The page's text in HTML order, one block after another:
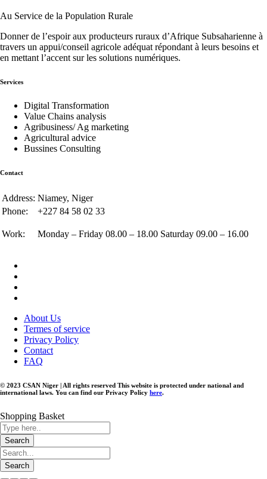
Au Service de la Population Rurale
Donner de l’espoir aux producteurs ruraux d’Afrique Subsaharienne à
travers un appui/conseil agricole adéquat répondant à leurs besoins et
en mettant l’accent sur les solutions numériques.
Services
Digital Transformation
Value Chains analysis
Agribusiness/ Ag marketing
Agricultural advice
Bussines Consulting
Contact
Address: Niamey, Niger
Phone:
+227 84 58 02 33
Work: Monday – Friday 08.00 – 18.00 Saturday 09.00 – 16.00
About Us
Termes of service
Privacy Policy
Contact
FAQ
© 2023 CSAN Niger | All rights reserved This website is protected under national and
international laws. You can find our Privacy Policy here.
Shopping Basket